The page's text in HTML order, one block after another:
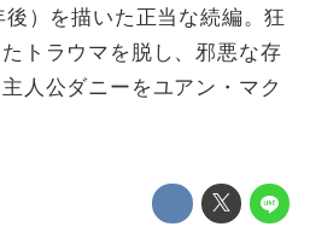
）を描いた正当な続編。狂
トラウマを脱し、邪悪な存
人公ダニーをユアン・マク